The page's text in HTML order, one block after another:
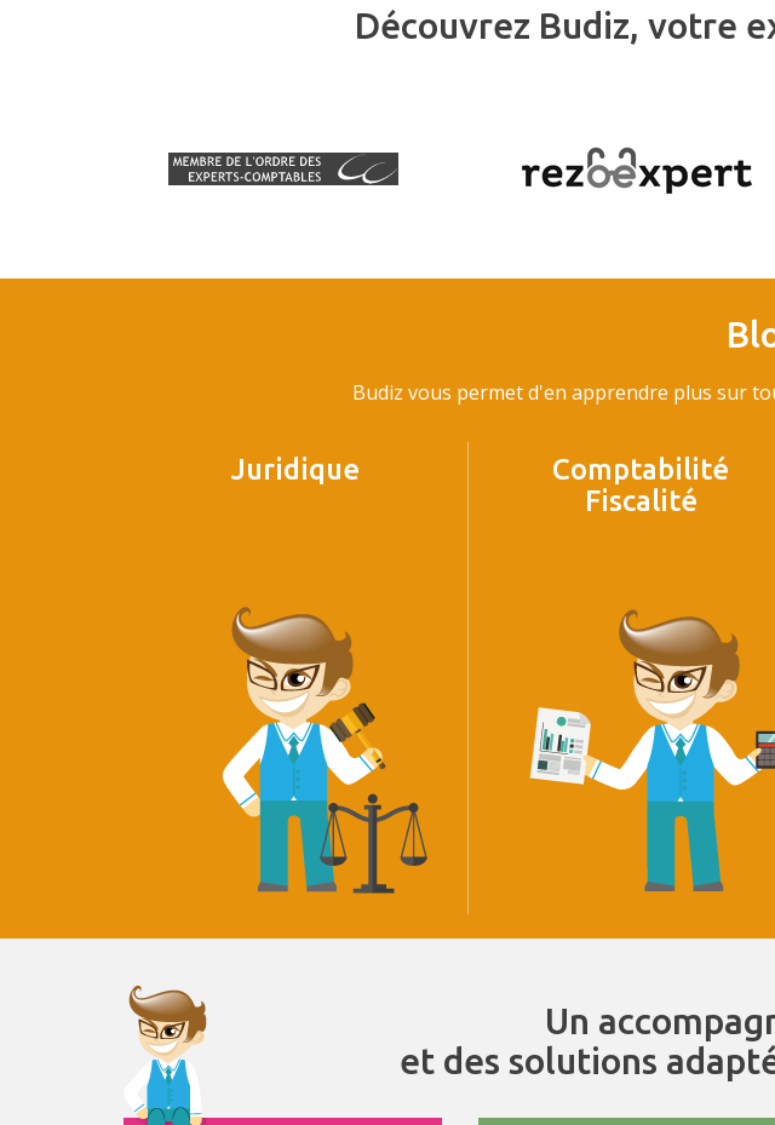
Découvrez Budiz, votre
Budiz vous permet d'en apprendre plus sur
Juridique
Comptabilité
Fiscalité
Un
et des solutions